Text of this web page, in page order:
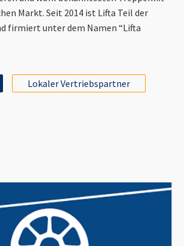
Markt. Seit 2014 ist Lifta Teil der
firmiert unter dem Namen “Lifta
Lokaler Vertriebspartner